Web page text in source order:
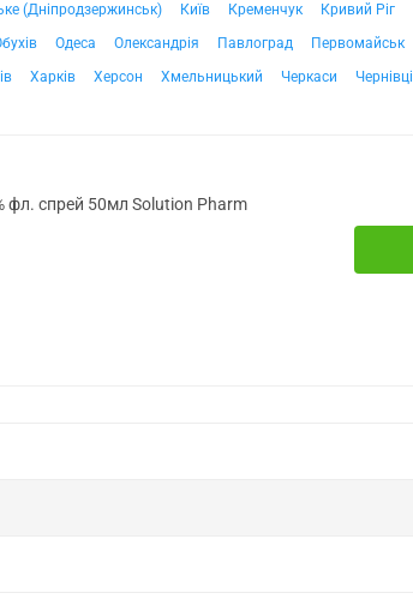
(Дніпродзержинськ) Київ Кременчук Кривий Ріг
Одеса Олександрія Павлоград Первомайськ
Харків Херсон Хмельницький Черкаси Чернівці
фл. спрей 50мл Solution Pharm